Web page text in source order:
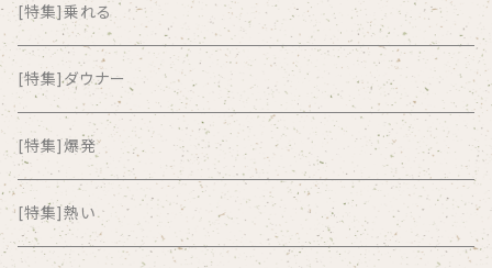
ALKASILKA
all about paradise
ALL ITEM 10 TIMES
Amia Calva
[特集]乗れる
[特集]ダウナー
[特集]爆発
[特集]熱い